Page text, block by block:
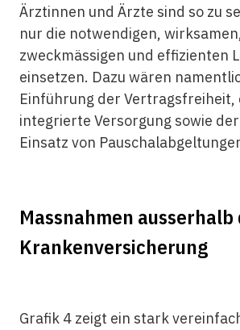
Ärztinnen und Ärzte sind so zu
nur die notwendigen, wirksamen,
zweckmässigen und effizienten
einsetzen. Dazu wären
Einführung der
integrierte Versorgung sowie
Einsatz von
Massnahmen ausserhalb
Krankenversicherung
Grafik 4 zeigt ein stark